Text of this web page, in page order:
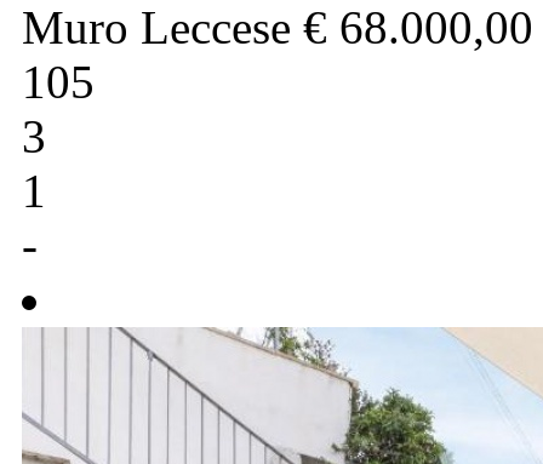
Muro Leccese € 68.000,00
105
3
1
-